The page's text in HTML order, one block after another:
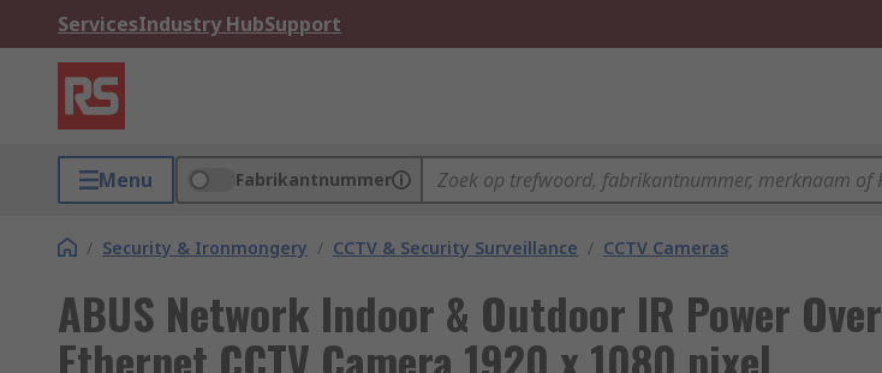
ServicesIndustry HubSupport
Menu Fabrikantnummer
/ Security & Ironmongery / CCTV & Security Surveillance / CCTV Cameras
ABUS Network Indoor & Outdoor IR Power Over